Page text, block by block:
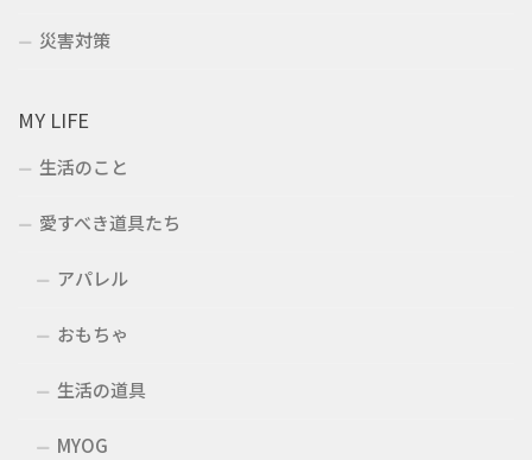
災害対策
MY LIFE
生活のこと
愛すべき道具たち
アパレル
おもちゃ
生活の道具
MYOG